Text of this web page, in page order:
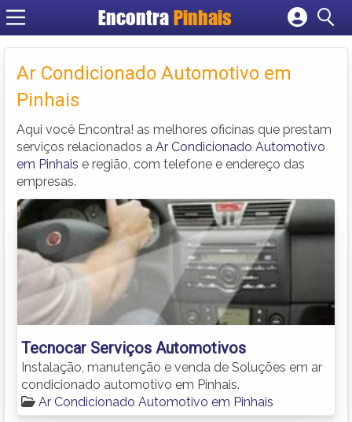
Encontra Pinhais
Cadastrar empresa
Criar conta
Ar Condicionado Automotivo em
Pinhais
Aqui você Encontra! as melhores oficinas que prestam
serviços relacionados a Ar Condicionado Automotivo
em Pinhais e região, com telefone e endereço das
empresas.
Tecnocar Serviços Automotivos
Instalação, manutenção e venda de Soluções em ar
condicionado automotivo em Pinhais.
Ar Condicionado Automotivo em Pinhais